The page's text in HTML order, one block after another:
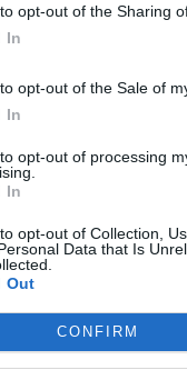
opt-out of the Sharing
In
opt-out of the Sale of
In
opt-out of processing
In
opt-out of Collection,
Data that Is
Out
CONFIRM